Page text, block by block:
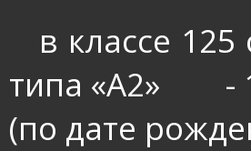
в классе 125
типа «А2»
-
(по дате